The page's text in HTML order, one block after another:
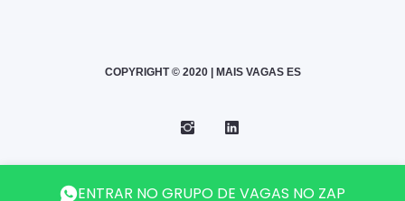
COPYRIGHT © 2020 | MAIS VAGAS ES
Instagram
Telegram
LinkedIn
ENTRAR NO GRUPO DE VAGAS NO ZAP